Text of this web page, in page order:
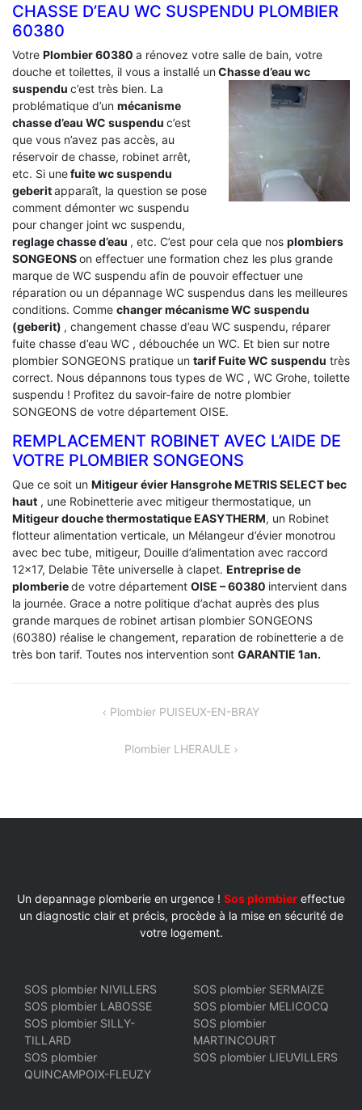
CHASSE D’EAU WC SUSPENDU PLOMBIER
60380
Votre Plombier 60380 a rénovez votre salle de bain, votre
douche et toilettes, il vous a installé unChasse d’eau wc
suspendu c’est très bien. La
problématique d’un mécanisme
chasse d’eau WC suspendu c’est
que vous n’avez pas accès, au
réservoir de chasse, robinet arrêt,
etc. Si unefuite wc suspendu
geberitapparaît, la question se pose
comment démonter wc suspendu
pour changer joint wc suspendu,
reglage chasse d’eau , etc. C’est pour cela que nos plombiers
SONGEONSon effectuer une formation chez les plus grande
marque de WC suspendu afin de pouvoir effectuer une
réparation ou un dépannage WC suspendus dans les meilleures
conditions. Comme changer mécanisme WC suspendu
(geberit) , changement chasse d’eau WC suspendu, réparer
fuite chasse d’eau WC , débouchée un WC. Et bien sur notre
plombier SONGEONS pratique un tarif Fuite WC suspendu très
correct. Nous dépannons tous types de WC , WC Grohe, toilette
suspendu ! Profitez du savoir-faire de notre plombier
SONGEONS de votre département OISE.
REMPLACEMENT ROBINET AVEC L’AIDE DE
VOTRE PLOMBIER SONGEONS
Que ce soit un Mitigeur évier Hansgrohe METRIS SELECT bec
haut , une Robinetterie avec mitigeur thermostatique, un
Mitigeur douche thermostatique EASYTHERM, un Robinet
flotteur alimentation verticale, un Mélangeur d’évier monotrou
avec bec tube, mitigeur, Douille d’alimentation avec raccord
12×17, Delabie Tête universelle à clapet. Entreprise de
plomberiede votre département OISE – 60380 intervient dans
la journée. Grace a notre politique d’achat auprès des plus
grande marques de robinet artisan plombier SONGEONS
(60380) réalise le changement, reparation de robinetterie a de
très bon tarif. Toutes nos intervention sont GARANTIE 1an.
NAVIGATION Plombier PUISEUX-EN-BRAY
Plombier LHERAULE
Un depannage plomberie en urgence ! Sos plombier effectue
un diagnostic clair et précis, procède à la mise en sécurité de
votre logement.
SOS plombier NIVILLERS
SOS plombier SERMAIZE
SOS plombier LABOSSE
SOS plombier MELICOCQ
SOS plombier SILLY-
TILLARD
SOS plombier
MARTINCOURT
SOS plombier
QUINCAMPOIX-FLEUZY
SOS plombier LIEUVILLERS